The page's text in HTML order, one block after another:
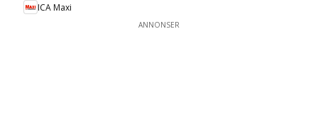
ICA Maxi
ANNONSER